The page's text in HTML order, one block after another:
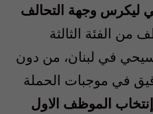
ليكرس وجهة التحالف
الفئة الثالثة
في لبنان، من دون
في موجبات الحملة
الموظف الاول